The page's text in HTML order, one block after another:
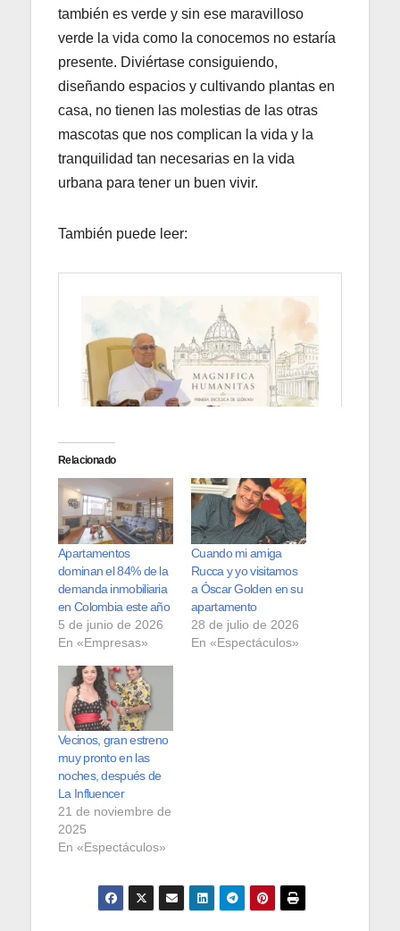
también es verde y sin ese maravilloso
verde la vida como la conocemos no estaría
presente. Diviértase consiguiendo,
diseñando espacios y cultivando plantas en
casa, no tienen las molestias de las otras
mascotas que nos complican la vida y la
tranquilidad tan necesarias en la vida
urbana para tener un buen vivir.
También puede leer:
Relacionado
Apartamentos
dominan el 84% de la
demanda inmobiliaria
en Colombia este año
5 de junio de 2026
En «Empresas»
Cuando mi amiga
Rucca y yo visitamos
a Óscar Golden en su
apartamento
28 de julio de 2026
En «Espectáculos»
Vecinos, gran estreno
muy pronto en las
noches, después de
La Influencer
21 de noviembre de
2025
En «Espectáculos»